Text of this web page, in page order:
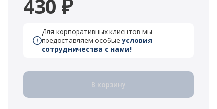
430 ₽
Для корпоративных клиентов мы
предоставляем особыеусловия
сотрудничества с нами!
В корзину